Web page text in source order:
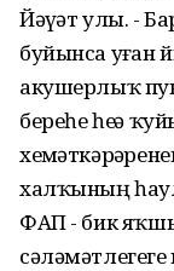
Йәүҙәт улы. -
буйынса
акушерлыҡ
береһе һеҙҙә
халҡының
ФАП - бик